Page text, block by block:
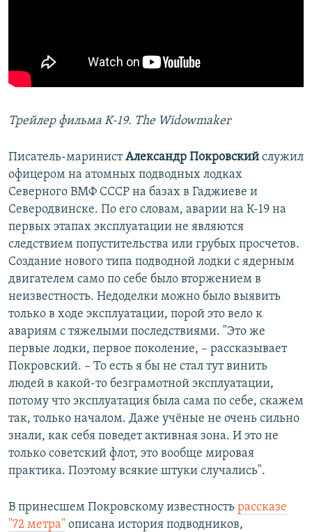
Трейлер фильма K-19. The Widowmaker
Писатель-маринистАлександр Покровский служил
офицером на атомных подводных лодках
Северного ВМФ СССР на базах в Гаджиеве и
Северодвинске. По его словам, аварии на К-19 на
первых этапах эксплуатации не являются
следствием попустительства или грубых просчетов.
Создание нового типа подводной лодки с ядерным
двигателем само по себе было вторжением в
неизвестность. Недоделки можно было выявить
только в ходе эксплуатации, порой это вело к
авариям с тяжелыми последствиями. "Это же
первые лодки, первое поколение, – рассказывает
Покровский. – То есть я бы не стал тут винить
людей в какой-то безграмотной эксплуатации,
потому что эксплуатация была сама по себе, скажем
так, только началом. Даже учёные не очень сильно
знали, как себя поведет активная зона. И это не
только советский флот, это вообще мировая
практика. Поэтому всякие штуки случались".
В принесшем Покровскому известность рассказе
"72 метра" описана история подводников,